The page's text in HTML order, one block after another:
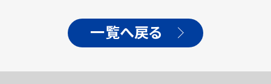
一覧へ戻る